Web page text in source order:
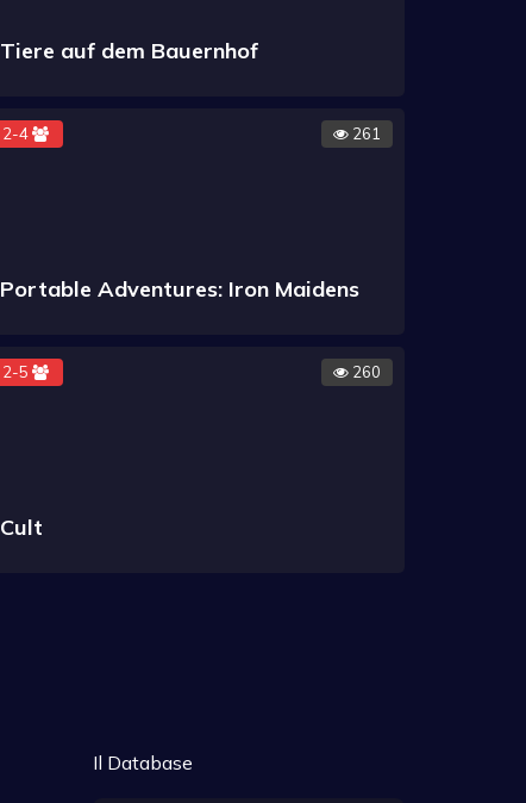
Tiere auf dem Bauernhof
2-4 261
Portable Adventures: Iron Maidens
2-5 260
Cult
Il Database